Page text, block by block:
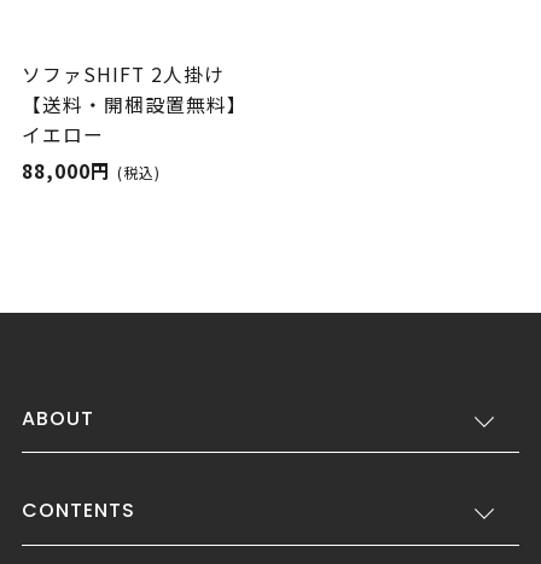
ソファSHIFT 2人掛け
【送料・開梱設置無料】
イエロー
88,000円 (税込)
ABOUT
CONTENTS